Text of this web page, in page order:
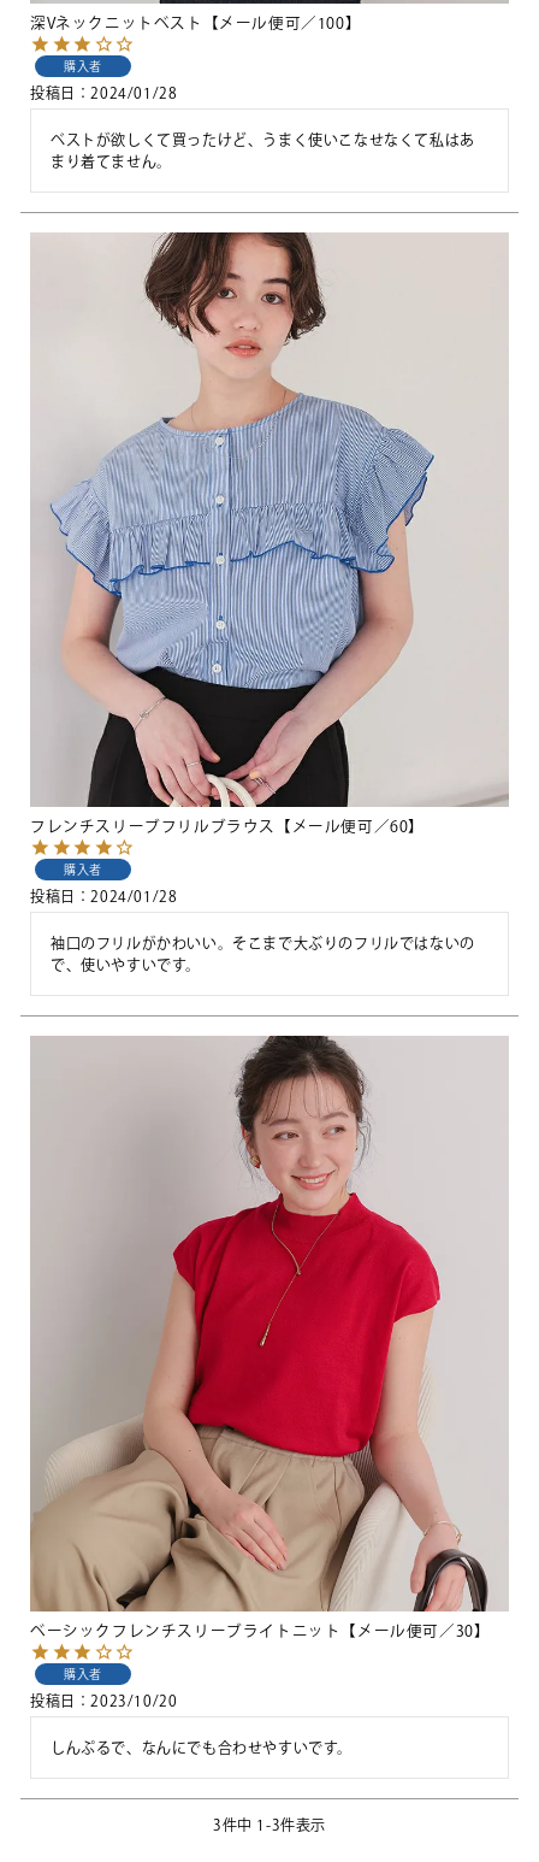
深Vネックニットベスト【メール便可／100】
購入者
投稿日 2024/01/28
ベストが欲しくて買ったけど、うまく使いこなせなくて私はあ
まり着てません。
フレンチスリーブフリルブラウス【メール便可／60】
購入者
投稿日 2024/01/28
袖口のフリルがかわいい。そこまで大ぶりのフリルではないの
で、使いやすいです。
ベーシックフレンチスリーブライトニット【メール便可／30】
購入者
投稿日 2023/10/20
しんぷるで、なんにでも合わせやすいです。
3件中 1 -3件表示